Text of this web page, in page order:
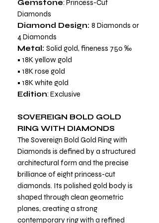
Gemstone: Princess-Cut
Diamonds
Diamond Design: 8 Diamonds or
4 Diamonds
Metal: Solid gold, fineness 750 ‰
• 18K yellow gold
• 18K rose gold
• 18K white gold
Edition: Exclusive
SOVEREIGN BOLD GOLD
RING WITH DIAMONDS
The Sovereign Bold Gold Ring with
Diamonds is defined by a structured
architectural form and the precise
brilliance of eight princess-cut
diamonds. Its polished gold body is
shaped through clean geometric
planes, creating a strong
contemporary ring with a refined